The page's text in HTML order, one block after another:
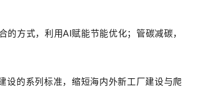
的方式，利用AI赋能节能优化；管碳减碳，
设的系列标准，缩短海内外新工厂建设与爬